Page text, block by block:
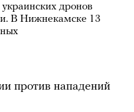
дронов
В Нижнекамске 13
против нападений